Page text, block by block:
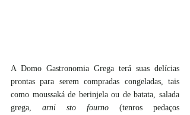
A Domo Gastronomia Grega terá suas delícias
prontas para serem compradas congeladas, tais
como moussaká de berinjela ou de batata, salada
grega, arni sto fourno (tenros pedaços